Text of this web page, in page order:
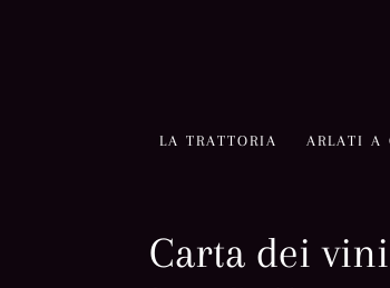
LA TRATTORIA ARLATI A
Carta dei vini